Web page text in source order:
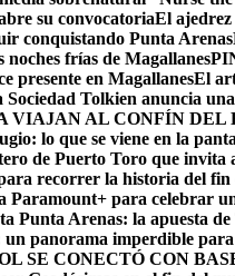
su convocatoriaEl ajedrez
conquistando Punta Arenas
frías de Magallanes
presente en MagallanesEl
Tolkien anuncia
VIAJAN AL CONFÍN DEL
lo que se viene en la
de Puerto Toro que
recorrer la historia del
para celebrar
Punta Arenas: la apuesta de
panorama imperdible
SE CONECTÓ CON